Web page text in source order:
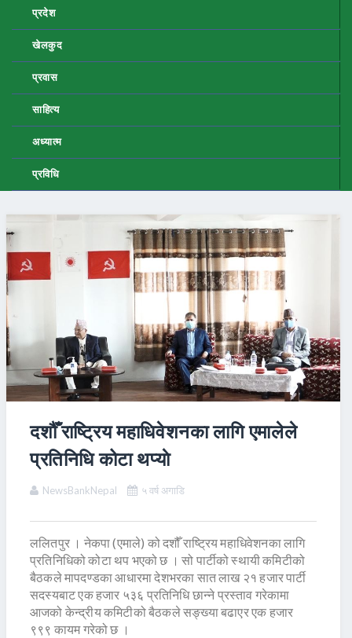
प्रदेश
खेलकुद
प्रवास
साहित्य
अध्यात्म
प्रविधि
दशौँ राष्ट्रिय महाधिवेशनका लागि एमालेले
प्रतिनिधि कोटा थप्याे
NewsBankNepal ५ वर्ष अगाडि
ललितपुर । नेकपा (एमाले) को दशौँ राष्ट्रिय महाधिवेशनका लागि
प्रतिनिधिको कोटा थप भएको छ । सो पार्टीको स्थायी कमिटीको
बैठकले मापदण्डका आधारमा देशभरका सात लाख २१ हजार पार्टी
सदस्यबाट एक हजार ५३६ प्रतिनिधि छान्ने प्रस्ताव गरेकामा
आजको केन्द्रीय कमिटीको बैठकले सङ्ख्या बढाएर एक हजार
९९९ कायम गरेको छ ।